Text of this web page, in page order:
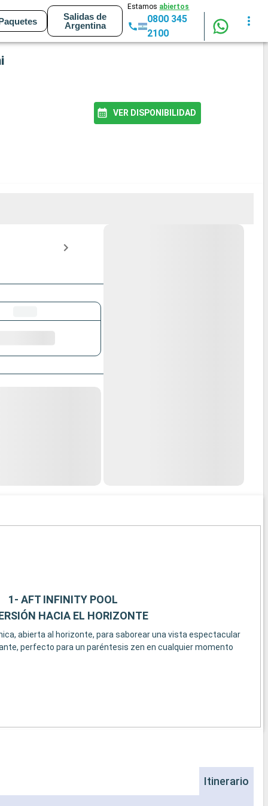
Salidas de
Argentina
Estamos abiertos
0800 345
2100
VER DISPONIBILIDAD
1- AFT INFINITY POOL
HACIA EL HORIZONTE
abierta al horizonte, para saborear una vista espectacular
perfecto para un paréntesis zen en cualquier momento
Itinerario